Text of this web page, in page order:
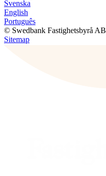
Svenska
English
Português
© Swedbank Fastighetsbyrå AB
Sitemap